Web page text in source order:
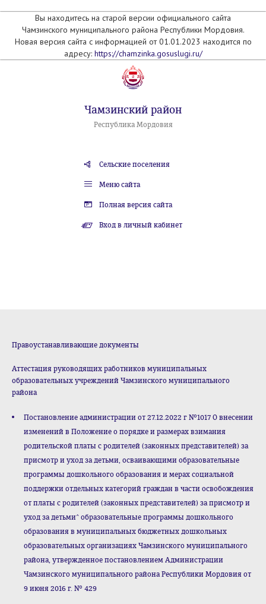
Вы находитесь на старой версии официального сайта
Чамзинского муниципального района Республики Мордовия.
Новая версия сайта с информацией от 01.01.2023 находится по
адресу: https://chamzinka.gosuslugi.ru/
Чамзинский район
Республика Мордовия
Сельские поселения
Меню сайта
Полная версия сайта
Вход в личный кабинет
Правоустанавливающие документы
Аттестация руководящих работников муниципальных
образовательных учреждений Чамзинского муниципального
района
Постановление администрации от 27.12.2022 г №1017 О внесении
изменений в Положение о порядке и размерах взимания
родительской платы с родителей (законных представителей) за
присмотр и уход за детьми, осваивающими образовательные
программы дошкольного образования и мерах социальной
поддержки отдельных категорий граждан в части освобождения
от платы с родителей (законных представителей) за присмотр и
уход за детьми^ образовательные программы дошкольного
образования в муниципальных бюджетных дошкольных
образовательных организациях Чамзинского муниципального
района, утвержденное постановлением Администрации
Чамзинского муниципального района Республики Мордовия от
9 июня 2016 г. № 429